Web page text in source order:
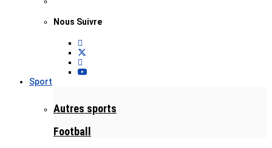
Nous Suivre
Sport
Autres sports
Football